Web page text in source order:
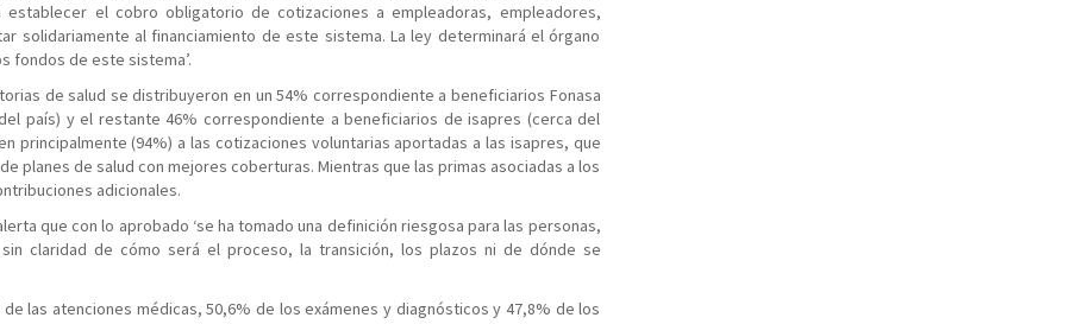
el cobro obligatorio de cotizaciones a empleadoras, empleadores,
solidariamente al financiamiento de este sistema. La ley determinará el órgano
fondos de este sistema’.
de salud se distribuyeron en un 54% correspondiente a beneficiarios Fonasa
país) y el restante 46% correspondiente a beneficiarios de isapres (cerca del
principalmente (94%) a las cotizaciones voluntarias aportadas a las isapres, que
planes de salud con mejores coberturas. Mientras que las primas asociadas a los
adicionales.
que con lo aprobado ‘se ha tomado una definición riesgosa para las personas,
claridad de cómo será el proceso, la transición, los plazos ni de dónde se
las atenciones médicas, 50,6% de los exámenes y diagnósticos y 47,8% de los